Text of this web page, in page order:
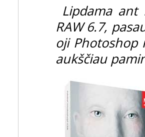
Lipdama
RAW 6.7,
oji Photoshop
aukščiau